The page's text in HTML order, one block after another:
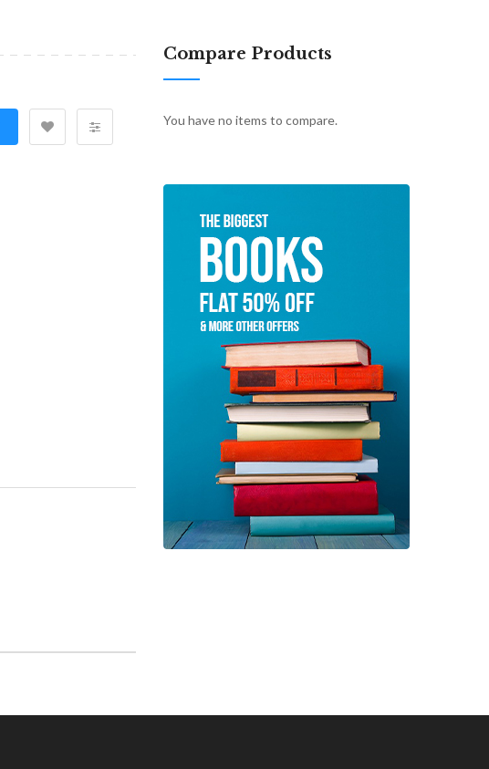
Compare Products
You have no items to compare.